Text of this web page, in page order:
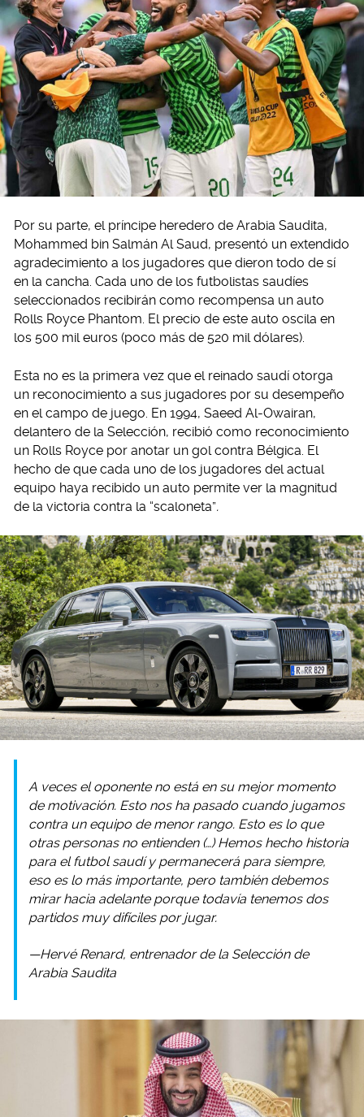
Por su parte, el príncipe heredero de Arabia Saudita,
Mohammed bin Salmán Al Saud, presentó un extendido
agradecimiento a los jugadores que dieron todo de sí
en la cancha. Cada uno de los futbolistas saudíes
seleccionados recibirán como recompensa un auto
Rolls Royce Phantom. El precio de este auto oscila en
los 500 mil euros (poco más de 520 mil dólares).
Esta no es la primera vez que el reinado saudí otorga
un reconocimiento a sus jugadores por su desempeño
en el campo de juego. En 1994, Saeed Al-Owairan,
delantero de la Selección, recibió como reconocimiento
un Rolls Royce por anotar un gol contra Bélgica. El
hecho de que cada uno de los jugadores del actual
equipo haya recibido un auto permite ver la magnitud
de la victoria contra la “scaloneta”.
A veces el oponente no está en su mejor momento
de motivación. Esto nos ha pasado cuando jugamos
contra un equipo de menor rango. Esto es lo que
otras personas no entienden (…) Hemos hecho historia
para el futbol saudí y permanecerá para siempre,
eso es lo más importante, pero también debemos
mirar hacia adelante porque todavía tenemos dos
partidos muy difíciles por jugar.
—Hervé Renard, entrenador de la Selección de
Arabia Saudita